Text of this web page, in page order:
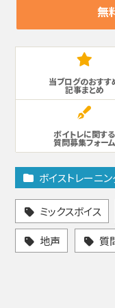
無
当ブログのおすす
記事まとめ
ボイトレに関する
質問募集フォーム
ボイストレーニ
ミックスボイス
地声 質